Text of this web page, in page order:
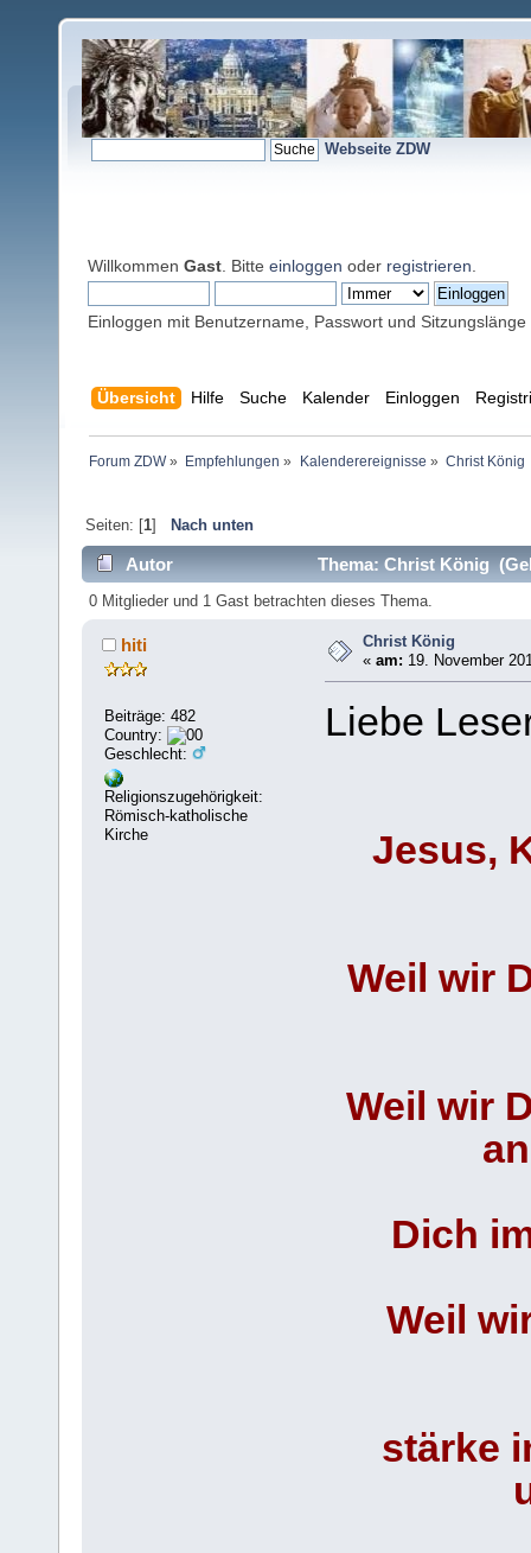
Webseite ZDW
Willkommen Gast . Bitte einloggen oder registrieren
Einloggen mit Benutzername, Passwort und Sitzungslänge
Übersicht Hilfe Suche Kalender Einloggen
Forum ZDW» Empfehlungen » Kalenderereignisse » Christ König
Seiten: [1] Nach unten
Autor Thema: Christ König
0 Mitglieder und 1 Gast betrachten dieses Thema.
hiti
Beiträge: 482
Country:
Geschlecht:
Religionszugehörigkeit:
Römisch-katholische
Kirche
Christ König
«am: 19. November
Liebe
Jesus,
Weil wir
Weil wir
Dich
Weil
stärke